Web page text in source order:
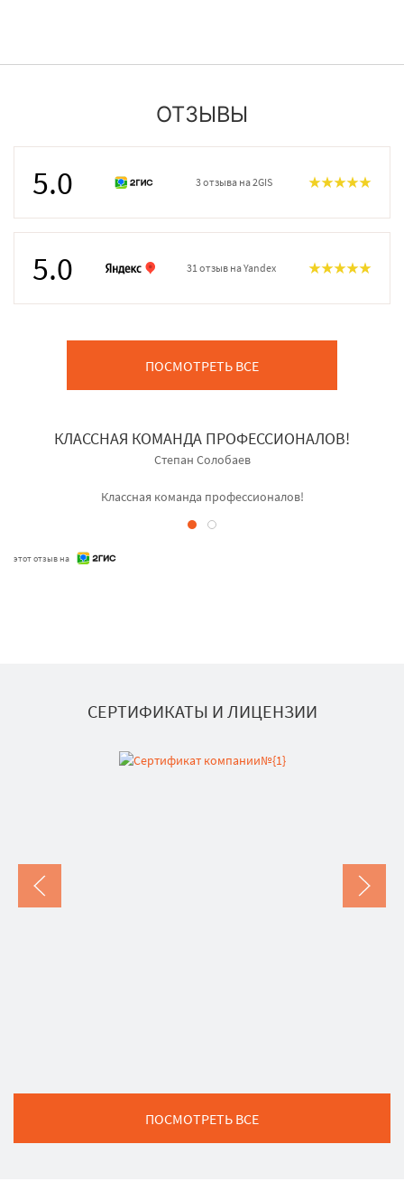
ОТЗЫВЫ
5.0 3 отзыва на 2GIS
5.0 31 отзыв на Yandex
ПОСМОТРЕТЬ ВСЕ
КЛАССНАЯ КОМАНДА ПРОФЕССИОНАЛОВ!
Степан Солобаев
Классная команда профессионалов!
этот отзыв на
СЕРТИФИКАТЫ И ЛИЦЕНЗИИ
ПОСМОТРЕТЬ ВСЕ